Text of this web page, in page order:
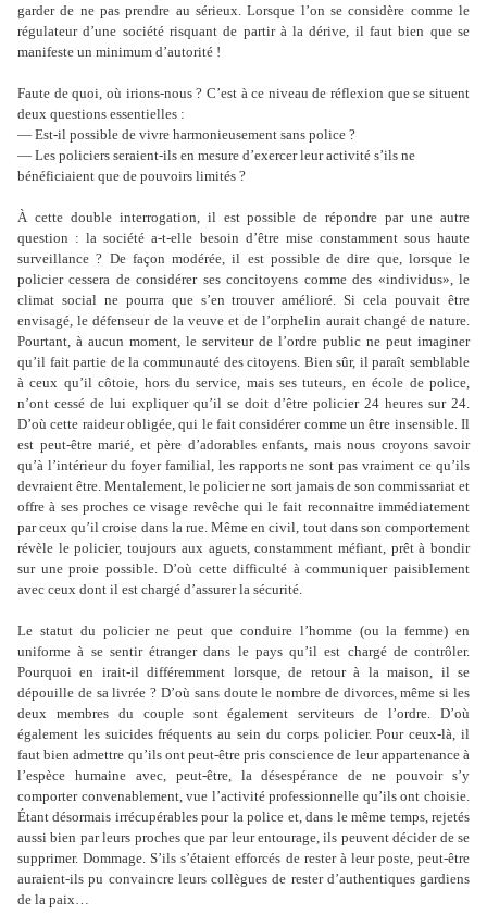
garder de ne pas prendre au sérieux. Lorsque l’on se considère comme le
régulateur d’une société risquant de partir à la dérive, il faut bien que se
manifeste un minimum d’autorité !
Faute de quoi, où irions-nous ? C’est à ce niveau de réflexion que se situent
deux questions essentielles :
— Est-il possible de vivre harmonieusement sans police ?
— Les policiers seraient-ils en mesure d’exercer leur activité s’ils ne
bénéficiaient que de pouvoirs limités ?
À cette double interrogation, il est possible de répondre par une autre
question : la société a-t-elle besoin d’être mise constamment sous haute
surveillance ? De façon modérée, il est possible de dire que, lorsque le
policier cessera de considérer ses concitoyens comme des «individus», le
climat social ne pourra que s’en trouver amélioré. Si cela pouvait être
envisagé, le défenseur de la veuve et de l’orphelin aurait changé de nature.
Pourtant, à aucun moment, le serviteur de l’ordre public ne peut imaginer
qu’il fait partie de la communauté des citoyens. Bien sûr, il paraît semblable
à ceux qu’il côtoie, hors du service, mais ses tuteurs, en école de police,
n’ont cessé de lui expliquer qu’il se doit d’être policier 24 heures sur 24.
D’où cette raideur obligée, qui le fait considérer comme un être insensible. Il
est peut-être marié, et père d’adorables enfants, mais nous croyons savoir
qu’à l’intérieur du foyer familial, les rapports ne sont pas vraiment ce qu’ils
devraient être. Mentalement, le policier ne sort jamais de son commissariat et
offre à ses proches ce visage revêche qui le fait reconnaitre immédiatement
par ceux qu’il croise dans la rue. Même en civil, tout dans son comportement
révèle le policier, toujours aux aguets, constamment méfiant, prêt à bondir
sur une proie possible. D’où cette difficulté à communiquer paisiblement
avec ceux dont il est chargé d’assurer la sécurité.
Le statut du policier ne peut que conduire l’homme (ou la femme) en
uniforme à se sentir étranger dans le pays qu’il est chargé de contrôler.
Pourquoi en irait-il différemment lorsque, de retour à la maison, il se
dépouille de sa livrée ? D’où sans doute le nombre de divorces, même si les
deux membres du couple sont également serviteurs de l’ordre. D’où
également les suicides fréquents au sein du corps policier. Pour ceux-là, il
faut bien admettre qu’ils ont peut-être pris conscience de leur appartenance à
l’espèce humaine avec, peut-être, la désespérance de ne pouvoir s’y
comporter convenablement, vue l’activité professionnelle qu’ils ont choisie.
Étant désormais irrécupérables pour la police et, dans le même temps, rejetés
aussi bien par leurs proches que par leur entourage, ils peuvent décider de se
supprimer. Dommage. S’ils s’étaient efforcés de rester à leur poste, peut-être
auraient-ils pu convaincre leurs collègues de rester d’authentiques gardiens
de la paix…